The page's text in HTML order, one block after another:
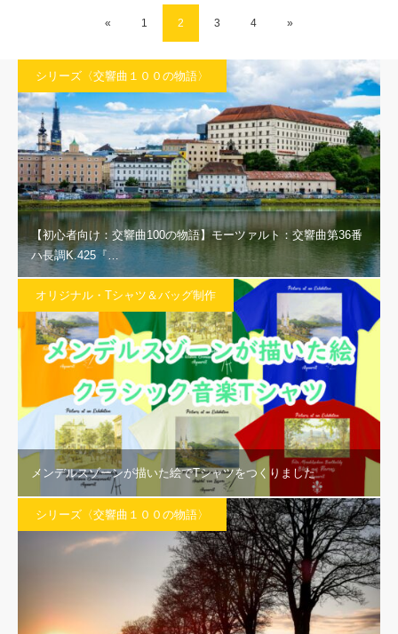
« 1 2 3 4 »
シリーズ〈交響曲１００の物語〉
【初心者向け：交響曲100の物語】モーツァルト：交響曲第36番
ハ長調K.425『…
オリジナル・Tシャツ＆バッグ制作
メンデルスゾーンが描いた絵でTシャツをつくりました
シリーズ〈交響曲１００の物語〉